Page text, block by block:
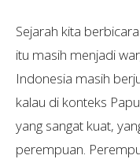
Sejarah kita
itu masih menjadi
Indonesia masih
kalau di konteks
yang sangat kuat,
perempuan.